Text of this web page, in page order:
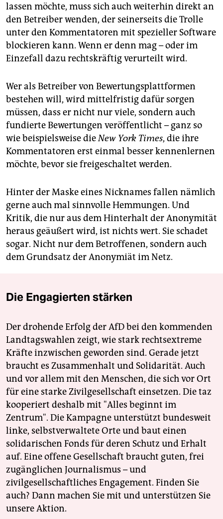
lassen möchte, muss sich auch weiterhin direkt an
den Betreiber wenden, der seinerseits die Trolle
unter den Kommentatoren mit spezieller Software
blockieren kann. Wenn er denn mag – oder im
Einzefall dazu rechtskräftig verurteilt wird.
Wer als Betreiber von Bewertungsplattformen
bestehen will, wird mittelfristig dafür sorgen
müssen, dass er nicht nur viele, sondern auch
fundierte Bewertungen veröffentlicht – ganz so
wie beispielsweise dieNew York Times, die ihre
Kommentatoren erst einmal besser kennenlernen
möchte, bevor sie freigeschaltet werden.
Hinter der Maske eines Nicknames fallen nämlich
gerne auch mal sinnvolle Hemmungen. Und
Kritik, die nur aus dem Hinterhalt der Anonymität
heraus geäußert wird, ist nichts wert. Sie schadet
sogar. Nicht nur dem Betroffenen, sondern auch
dem Grundsatz der Anonymiät im Netz.
Die Engagierten stärken
Der drohende Erfolg der AfD bei den kommenden
Landtagswahlen zeigt, wie stark rechtsextreme
Kräfte inzwischen geworden sind. Gerade jetzt
braucht es Zusammenhalt und Solidarität. Auch
und vor allem mit den Menschen, die sich vor Ort
für eine starke Zivilgesellschaft einsetzen. Die taz
kooperiert deshalb mit "Alles beginnt im
Zentrum". Die Kampagne unterstützt bundesweit
linke, selbstverwaltete Orte und baut einen
solidarischen Fonds für deren Schutz und Erhalt
auf. Eine offene Gesellschaft braucht guten, frei
zugänglichen Journalismus – und
zivilgesellschaftliches Engagement. Finden Sie
auch? Dann machen Sie mit und unterstützen Sie
unsere Aktion.